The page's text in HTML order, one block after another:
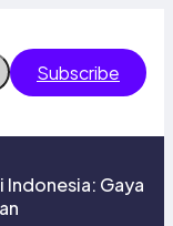
Subscribe
Indonesia: Gaya